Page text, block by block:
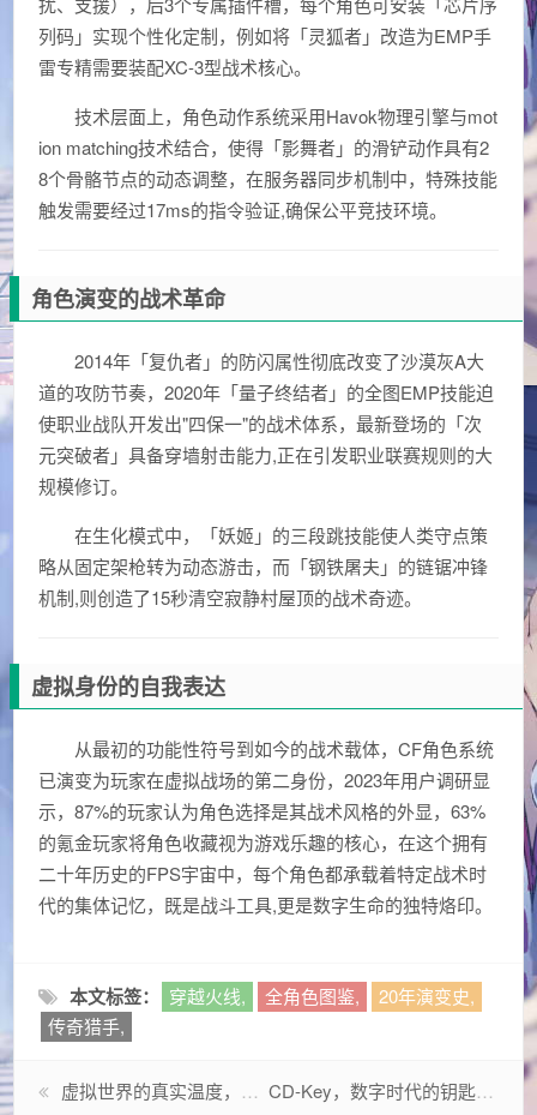
列码」实现个性化定制，例如将「灵狐者」改造为EMP手
雷专精需要装配XC-3型战术核心。
技术层面上，角色动作系统采用Havok物理引擎与mot
ion matching技术结合，使得「影舞者」的滑铲动作具有2
8个骨骼节点的动态调整，在服务器同步机制中，特殊技能
触发需要经过17ms的指令验证,确保公平竞技环境。
角色演变的战术革命
2014年「复仇者」的防闪属性彻底改变了沙漠灰A大
道的攻防节奏，2020年「量子终结者」的全图EMP技能迫
使职业战队开发出"四保一"的战术体系，最新登场的「次
元突破者」具备穿墙射击能力,正在引发职业联赛规则的大
规模修订。
在生化模式中，「妖姬」的三段跳技能使人类守点策
略从固定架枪转为动态游击，而「钢铁屠夫」的链锯冲锋
机制,则创造了15秒清空寂静村屋顶的战术奇迹。
虚拟身份的自我表达
从最初的功能性符号到如今的战术载体，CF角色系统
已演变为玩家在虚拟战场的第二身份，2023年用户调研显
示，87%的玩家认为角色选择是其战术风格的外显，63%
的氪金玩家将角色收藏视为游戏乐趣的核心，在这个拥有
二十年历史的FPS宇宙中，每个角色都承载着特定战术时
代的集体记忆，既是战斗工具,更是数字生命的独特烙印。
本文标签： 穿越火线, 全角色图鉴,
20年演变史,
传奇猎手,
虚拟世界的真实温度，DNF第51套天空的破圈启示录 CD-Key，数字时代的钥匙，如何重塑软件授权与版权保护？